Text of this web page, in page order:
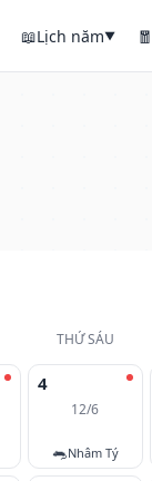
📖Lịch năm▼ 🧧
THỨ SÁU
4
12/6
🐀Nhâm Tý